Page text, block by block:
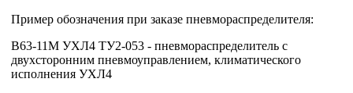
Пример обозначения при заказе пневмораспределителя:
В63-11М УХЛ4 ТУ2-053 - пневмораспределитель с
двухсторонним пневмоуправлением, климатического
исполнения УХЛ4